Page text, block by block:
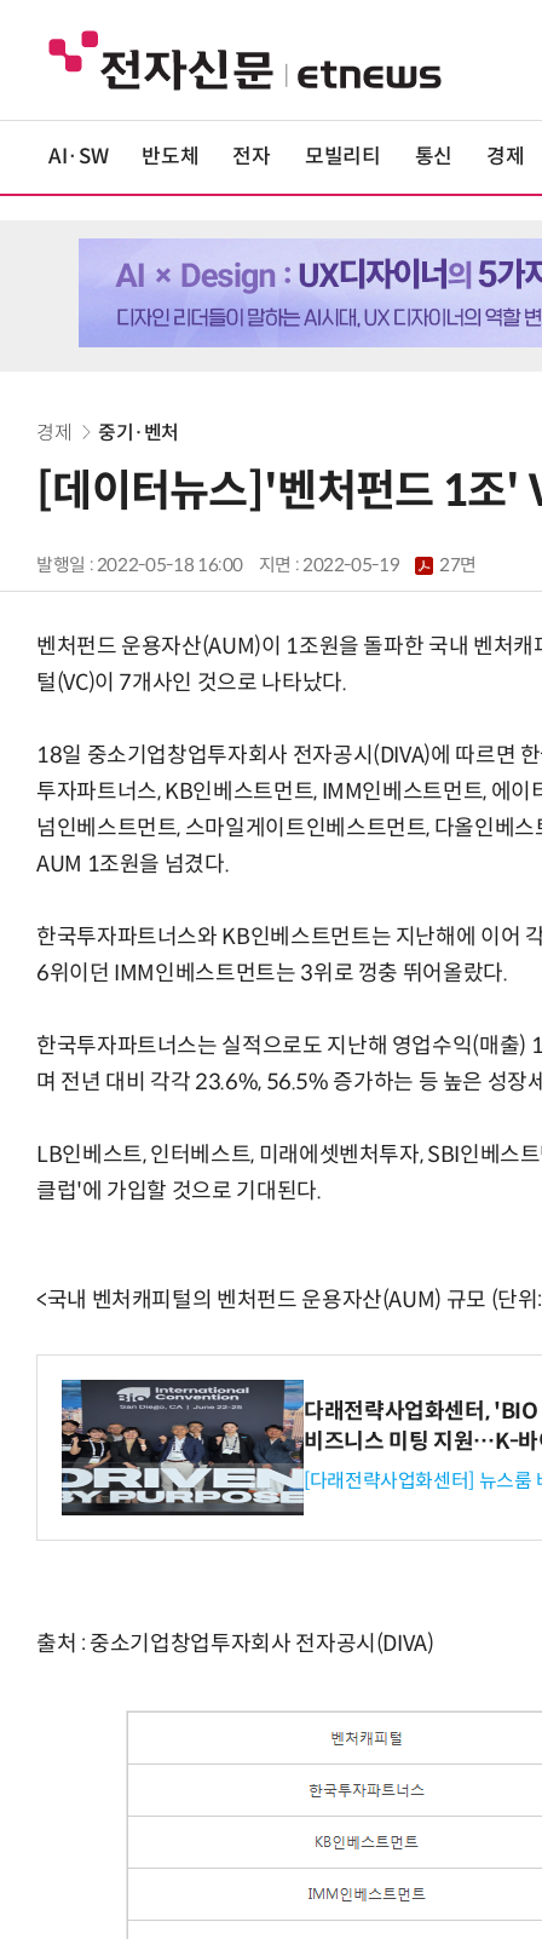
AI·SW 반도체 전자 모빌리티 통신 경제
경제 중기·벤처
[데이터뉴스]'벤처펀드 1조'
발행일 : 2022-05-18 16:00 지면 :2022-05-19 27면
벤처펀드 운용자산(AUM)이 1조원을 돌파한 국내 벤처캐
털(VC)이 7개사인 것으로 나타났다.
18일 중소기업창업투자회사 전자공시(DIVA)에 따르면
투자파트너스, KB인베스트먼트, IMM인베스트먼트, 에이
넘인베스트먼트, 스마일게이트인베스트먼트, 다올인베
AUM 1조원을 넘겼다.
한국투자파트너스와 KB인베스트먼트는 지난해에 이어
6위이던 IMM인베스트먼트는 3위로 껑충 뛰어올랐다.
한국투자파트너스는 실적으로도 지난해 영업수익(매출
며 전년 대비 각각 23.6%, 56.5% 증가하는 등 높은 성장
LB인베스트, 인터베스트, 미래에셋벤처투자, SBI인베스
클럽'에 가입할 것으로 기대된다.
<국내 벤처캐피털의 벤처펀드 운용자산(AUM) 규모 (단위
다래전략사업화센터,
비즈니스 미팅 지원…K-바
[다래전략사업화센터] 뉴스룸
출처 : 중소기업창업투자회사 전자공시(DIVA)